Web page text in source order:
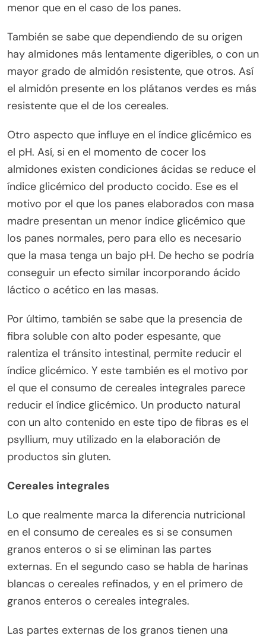
menor que en el caso de los panes.
También se sabe que dependiendo de su origen
hay almidones más lentamente digeribles, o con un
mayor grado de almidón resistente, que otros. Así
el almidón presente en los plátanos verdes es más
resistente que el de los cereales.
Otro aspecto que influye en el índice glicémico es
el pH. Así, si en el momento de cocer los
almidones existen condiciones ácidas se reduce el
índice glicémico del producto cocido. Ese es el
motivo por el que los panes elaborados con masa
madre presentan un menor índice glicémico que
los panes normales, pero para ello es necesario
que la masa tenga un bajo pH. De hecho se podría
conseguir un efecto similar incorporando ácido
láctico o acético en las masas.
Por último, también se sabe que la presencia de
fibra soluble con alto poder espesante, que
ralentiza el tránsito intestinal, permite reducir el
índice glicémico. Y este también es el motivo por
el que el consumo de cereales integrales parece
reducir el índice glicémico. Un producto natural
con un alto contenido en este tipo de fibras es el
psyllium, muy utilizado en la elaboración de
productos sin gluten.
Cereales integrales
Lo que realmente marca la diferencia nutricional
en el consumo de cereales es si se consumen
granos enteros o si se eliminan las partes
externas. En el segundo caso se habla de harinas
blancas o cereales refinados, y en el primero de
granos enteros o cereales integrales.
Las partes externas de los granos tienen una